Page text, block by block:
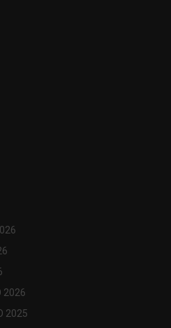
2026
2025